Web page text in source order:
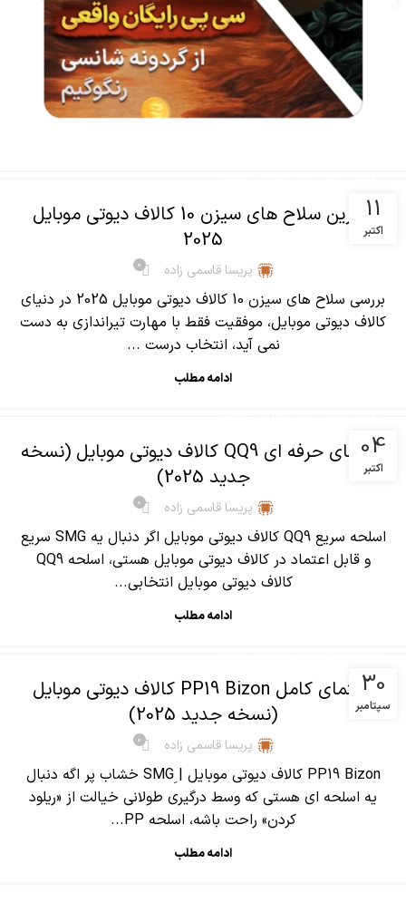
پریسا قاسمی زاده 0
معرفی کامل اسلحه M16 کالاف دیوتی موبایل اگر دنبال یه
سلاح کلاسیک، دقیق و قدرتمند برای بازی کالاف هستی، سلاح
M16 کالاف دیوتی موبایل 202...
11
اکتبر
بهترین سلاح های سیزن 10 کالاف دیوتی موبایل
2025
پریسا قاسمی زاده 0
بررسی سلاح های سیزن 10 کالاف دیوتی موبایل 2025 در دنیای
کالاف دیوتی موبایل، موفقیت فقط با مهارت تیراندازی به دست
نمی آید، انتخاب درست ...
ادامه مطلب
04
اکتبر
راهنمای حرفه ای QQ9 کالاف دیوتی موبایل (نسخه
جدید 2025)
پریسا قاسمی زاده 0
اسلحه سریع QQ9 کالاف دیوتی موبایل اگر دنبال یه SMG سریع
و قابل اعتماد در کالاف دیوتی موبایل هستی، اسلحه QQ9
کالاف دیوتی موبایل انتخابی...
ادامه مطلب
30
سپتامبر
راهنمای کامل PP19 Bizon کالاف دیوتی موبایل
(نسخه جدید 2025)
پریسا قاسمی زاده 0
PP19 Bizon کالاف دیوتی موبایل | SMGِ خشاب پر اگه دنبال
یه اسلحه ای هستی که وسط درگیری طولانی خیالت از «ریلود
کردن» راحت باشه، اسلحه PP...
ادامه مطلب